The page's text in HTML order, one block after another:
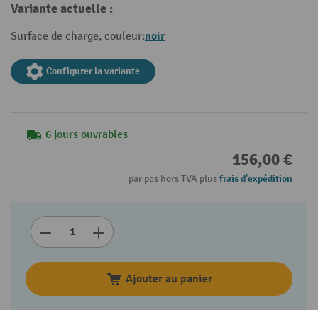
Variante actuelle :
Surface de charge, couleur:noir
Configurer la variante
6 jours ouvrables
156,00 €
par pcs hors TVA plusfrais d'expédition
Ajouter au panier